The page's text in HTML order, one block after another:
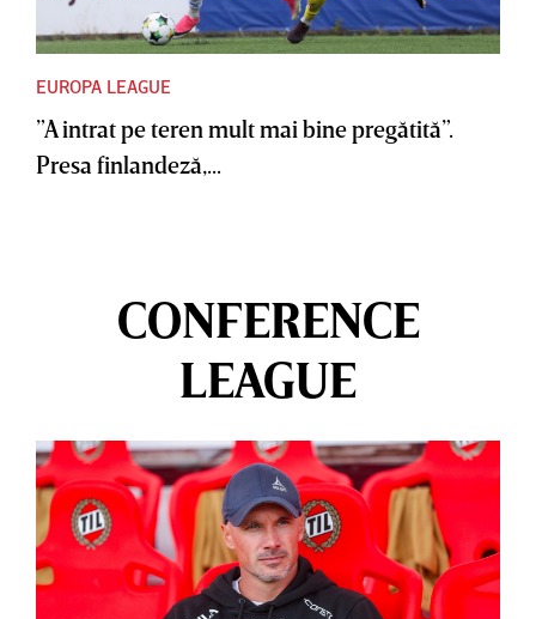
EUROPA LEAGUE
”A intrat pe teren mult mai bine pregătită”.
Presa finlandeză,...
CONFERENCE
LEAGUE